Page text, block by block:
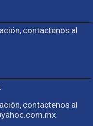
contactenos al
contactenos al